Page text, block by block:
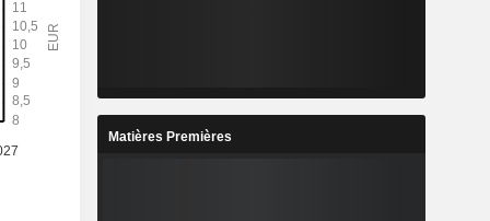
Matières Premières